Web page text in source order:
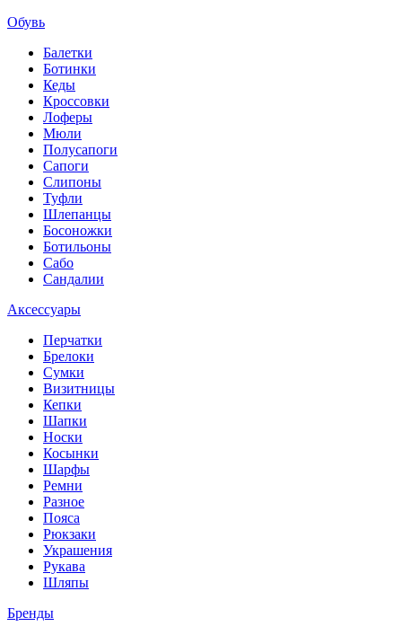
Обувь
Балетки
Ботинки
Кеды
Кроссовки
Лоферы
Мюли
Полусапоги
Сапоги
Слипоны
Туфли
Шлепанцы
Босоножки
Ботильоны
Сабо
Сандалии
Аксессуары
Перчатки
Брелоки
Сумки
Визитницы
Кепки
Шапки
Носки
Косынки
Шарфы
Ремни
Разное
Пояса
Рюкзаки
Украшения
Рукава
Шляпы
Бренды